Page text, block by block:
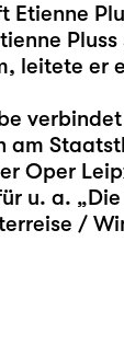
Etienne
leitete er
am
Oper
u. a. „
/